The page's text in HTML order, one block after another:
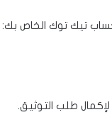
لإكمال طلب التوثيق.